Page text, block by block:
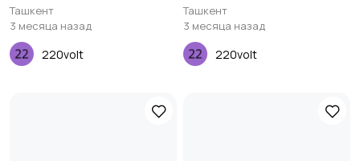
Ташкент
3 месяца назад
220volt
Ташкент
3 месяца назад
220volt